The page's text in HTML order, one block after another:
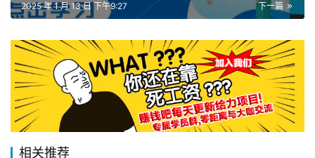
下一篇
2025 年 1 月 13 日 下午9:27
相关推荐